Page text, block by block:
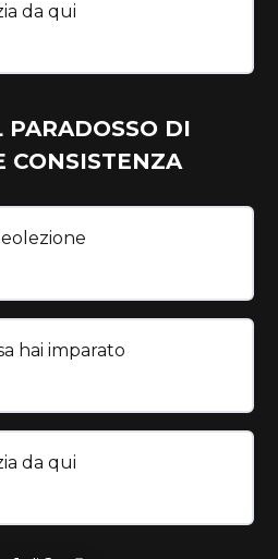
da qui
DI
CONSISTENZA
hai imparato
da qui